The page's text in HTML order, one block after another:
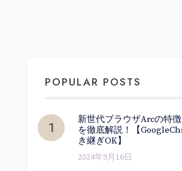
POPULAR POSTS
新世代ブラウザArcの特
を徹底解説！【
き継ぎOK】
2024年9月16日